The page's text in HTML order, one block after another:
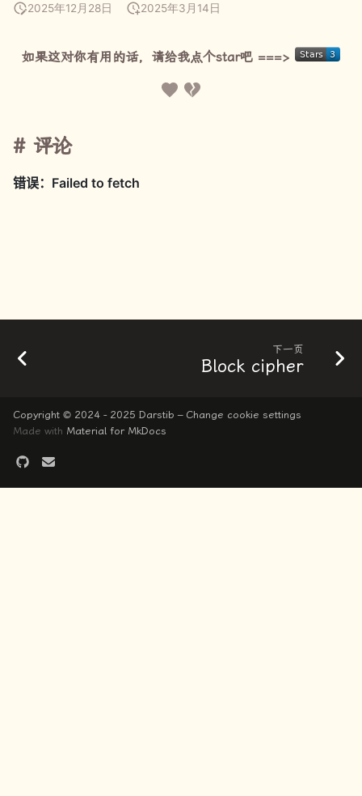
2025年12月28日 2025年3月14日
如果这对你有用的话，请给我点个star吧 ===>
评论
下一页
Block cipher
Copyright © 2024 - 2025 Darstib – Change cookie settings
Made with Material for MkDocs